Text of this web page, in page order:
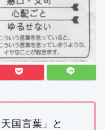
国言葉」と